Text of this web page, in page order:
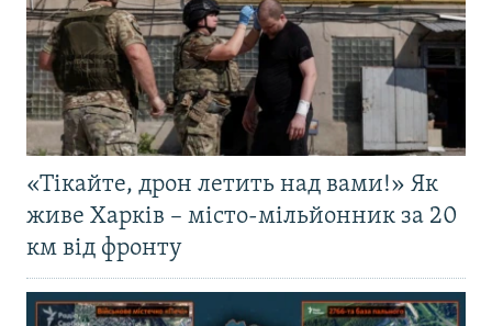
«Тікайте, дрон летить над вами!» Як
живе Харків – місто-мільйонник за 20
км від фронту